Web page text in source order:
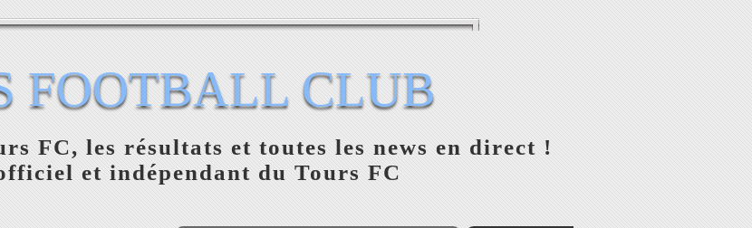
FOOTBALL CLUB
FC, les résultats et toutes les news en direct !
et indépendant du Tours FC